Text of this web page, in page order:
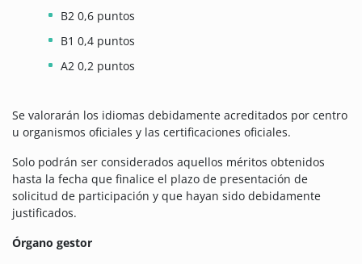
B2 0,6 puntos
B1 0,4 puntos
A2 0,2 puntos
Se valorarán los idiomas debidamente acreditados por centro
u organismos oficiales y las certificaciones oficiales.
Solo podrán ser considerados aquellos méritos obtenidos
hasta la fecha que finalice el plazo de presentación de
solicitud de participación y que hayan sido debidamente
justificados.
Órgano gestor